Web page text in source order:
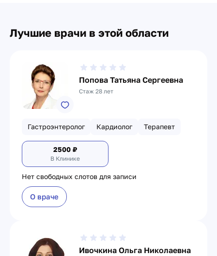
Лучшие врачи в этой области
Попова Татьяна Сергеевна
Стаж 28 лет
Гастроэнтеролог Кардиолог Терапевт
2500 ₽
В Клинике
Нет свободных слотов для записи
О враче
Ивочкина Ольга Николаевна